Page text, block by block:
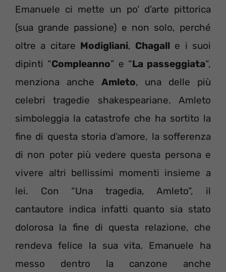
Emanuele ci mette un po’ d’arte pittorica
(sua grande passione) e non solo, perché
oltre a citare Modigliani, Chagall e i suoi
dipinti “Compleanno” e “La passeggiata“,
menziona anche Amleto, una delle più
celebri tragedie shakespeariane. Amleto
simboleggia la catastrofe che ha sortito la
fine di questa storia d’amore, la sofferenza
di non poter più vedere questa persona e
vivere altri bellissimi momenti insieme a
lei. Con “Una tragedia, Amleto”, il
cantautore indica infatti quanto sia stato
dolorosa la fine di questa relazione, che
rendeva felice la sua vita. Emanuele ha
messo dentro la canzone anche